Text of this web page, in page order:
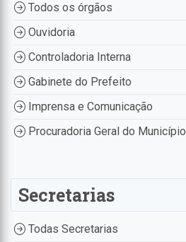
Todos os órgãos
Ouvidoria
Controladoria Interna
Gabinete do Prefeito
Imprensa e Comunicação
Procuradoria Geral do Município
Secretarias
Todas Secretarias